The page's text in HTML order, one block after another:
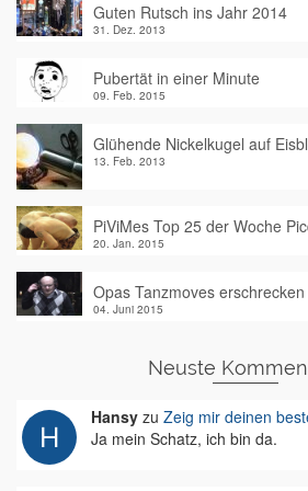
Guten Rutsch ins Jahr 2014
31. Dez. 2013
Pubertät in einer Minute
09. Feb. 2015
Glühende Nickelkugel auf
13. Feb. 2013
PiViMes Top 25 der Woche
20. Jan. 2015
Opas Tanzmoves
04. Juni 2015
Neuste
Hansy zu Zeig mir deinen
Ja mein Schatz, ich bin da.